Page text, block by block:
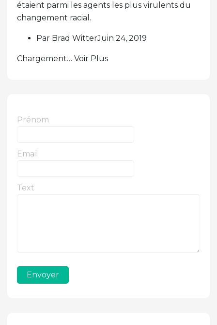
étaient parmi les agents les plus virulents du
changement racial.
Par Brad WitterJuin 24, 2019
Chargement… Voir Plus
Prénom
Email
Text
Envoyer